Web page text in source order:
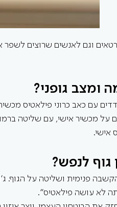
וגם לאנשים שרוצים לשפר
ומצב גופני?
עם כאב כרוני פילאטיס
על מכשיר אישי, עם שליטה
אישי.
גוף לנפש?
פנימית ושליטה על הגוף.
לא עושה פילאטיס".